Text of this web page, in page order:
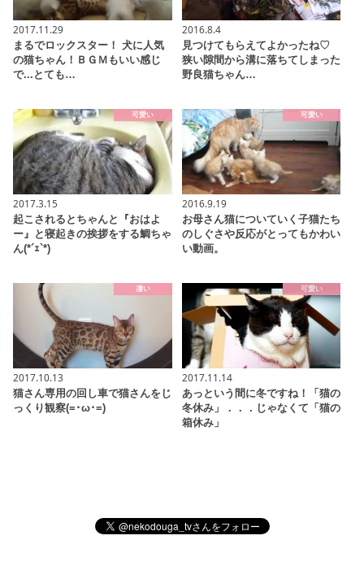
2017.11.29
まるでロックスター！ 犬に人気
の猫ちゃん！ＢＧＭもいい感じ
で...とても…
2016.8.4
見つけてもらえてよかったね♡
狭い隙間から溝に落ちてしまった
野良猫ちゃん…
可愛い
2017.3.15
起こされるとちゃんと『おはよ
ー』と寝起きの挨拶をする鯛ちゃ
ん(*´ｪ`*)
可愛い
2016.9.19
お母さん猫についていく子猫たち
のしぐさや反応がとってもかわい
い動画。
凄い
2017.10.13
猫さん専用の回し車で猫さんをじ
っくり観察(=･ω･=)
可愛い
2017.11.14
あっという間に冬ですね！「猫の
冬休み」．．．じゃなくて「猫の
箱休み」